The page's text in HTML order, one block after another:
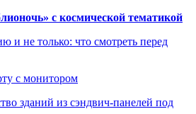
с космической тематикой
и не только: что смотреть перед
с монитором
зданий из сэндвич-панелей под